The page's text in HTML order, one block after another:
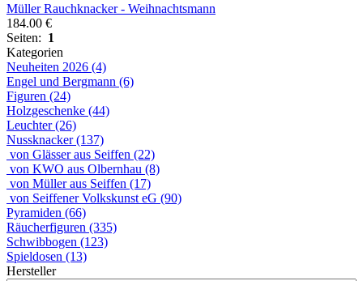
Müller Rauchknacker - Weihnachtsmann
184.00 €
Seiten: 1
Kategorien
Neuheiten 2026 (4)
Engel und Bergmann (6)
Figuren (24)
Holzgeschenke (44)
Leuchter (26)
Nussknacker (137)
von Glässer aus Seiffen (22)
von KWO aus Olbernhau (8)
von Müller aus Seiffen (17)
von Seiffener Volkskunst eG (90)
Pyramiden (66)
Räucherfiguren (335)
Schwibbogen (123)
Spieldosen (13)
Hersteller